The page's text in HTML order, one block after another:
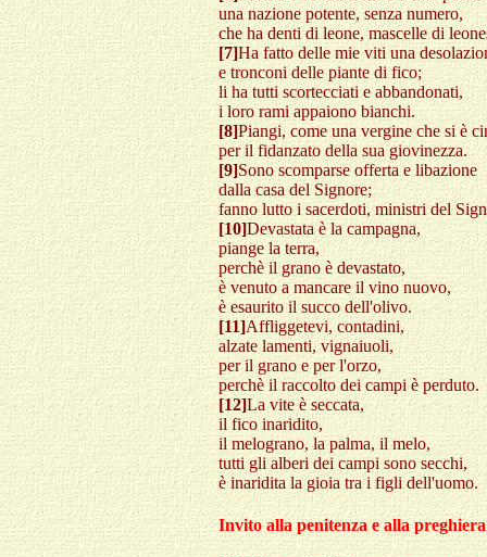
una nazione potente, senza numero,
che ha denti di leone, mascelle di
[7]Ha fatto delle mie viti una
e tronconi delle piante di fico;
li ha tutti scortecciati e abbandonati,
i loro rami appaiono bianchi.
[8]Piangi, come una vergine che si è
per il fidanzato della sua giovinezza.
[9]Sono scomparse offerta e libazione
dalla casa del Signore;
fanno lutto i sacerdoti, ministri del
[10]Devastata è la campagna,
piange la terra,
perchè il grano è devastato,
è venuto a mancare il vino nuovo,
è esaurito il succo dell'olivo.
[11]Affliggetevi, contadini,
alzate lamenti, vignaiuoli,
per il grano e per l'orzo,
perchè il raccolto dei campi è perduto.
[12]La vite è seccata,
il fico inaridito,
il melograno, la palma, il melo,
tutti gli alberi dei campi sono secchi,
è inaridita la gioia tra i figli dell'uomo.
Invito alla penitenza e alla preghiera